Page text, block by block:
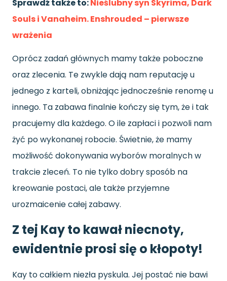
Sprawdź także to:Nieślubny syn Skyrima, Dark
Souls i Vanaheim. Enshrouded – pierwsze
wrażenia
Oprócz zadań głównych mamy także poboczne
oraz zlecenia. Te zwykle dają nam reputację u
jednego z karteli, obniżając jednocześnie renomę u
innego. Ta zabawa finalnie kończy się tym, że i tak
pracujemy dla każdego. O ile zapłaci i pozwoli nam
żyć po wykonanej robocie. Świetnie, że mamy
możliwość dokonywania wyborów moralnych w
trakcie zleceń. To nie tylko dobry sposób na
kreowanie postaci, ale także przyjemne
urozmaicenie całej zabawy.
Z tej Kay to kawał niecnoty,
ewidentnie prosi się o kłopoty!
Kay to całkiem niezła pyskula. Jej postać nie bawi